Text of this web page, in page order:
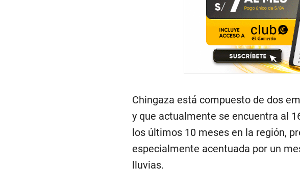
Chingaza está compuesto de dos
y que actualmente se encuentra al
los últimos 10 meses en la región,
especialmente acentuada por un
lluvias.